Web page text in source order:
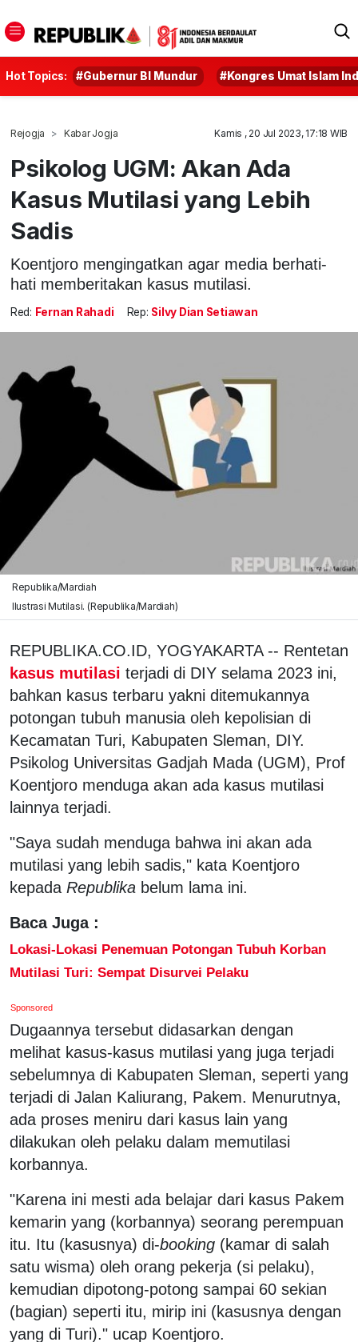
Hot Topics: #Gubernur BI Mundur #Kongres Umat Islam
Rejogja Kabar Jogja Kamis , 20 Jul 2023, 17:18 WIB
Psikolog UGM: Akan Ada
Kasus Mutilasi yang Lebih
Sadis
Koentjoro mengingatkan agar media berhati-
hati memberitakan kasus mutilasi.
Red: Fernan Rahadi Rep: Silvy Dian Setiawan
Republika/Mardiah
Ilustrasi Mutilasi. (Republika/Mardiah)
REPUBLIKA.CO.ID, YOGYAKARTA -- Rentetan
kasus mutilasi terjadi di DIY selama 2023 ini,
bahkan kasus terbaru yakni ditemukannya
potongan tubuh manusia oleh kepolisian di
Kecamatan Turi, Kabupaten Sleman, DIY.
Psikolog Universitas Gadjah Mada (UGM), Prof
Koentjoro menduga akan ada kasus mutilasi
lainnya terjadi.
"Saya sudah menduga bahwa ini akan ada
mutilasi yang lebih sadis," kata Koentjoro
kepada Republika belum lama ini.
Baca Juga :
Lokasi-Lokasi Penemuan Potongan Tubuh Korban
Mutilasi Turi: Sempat Disurvei Pelaku
Sponsored
Dugaannya tersebut didasarkan dengan
melihat kasus-kasus mutilasi yang juga terjadi
sebelumnya di Kabupaten Sleman, seperti yang
terjadi di Jalan Kaliurang, Pakem. Menurutnya,
ada proses meniru dari kasus lain yang
dilakukan oleh pelaku dalam memutilasi
korbannya.
"Karena ini mesti ada belajar dari kasus Pakem
kemarin yang (korbannya) seorang perempuan
itu. Itu (kasusnya) di-booking (kamar di salah
satu wisma) oleh orang pekerja (si pelaku),
kemudian dipotong-potong sampai 60 sekian
(bagian) seperti itu, mirip ini (kasusnya dengan
yang di Turi)." ucap Koentjoro.